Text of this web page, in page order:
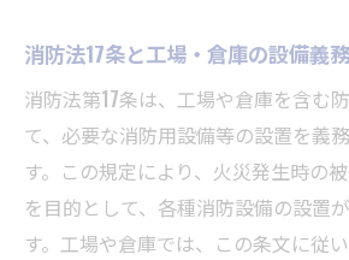
消防法17条と工場・倉庫の設備義
消防法第17条は、工場や倉庫を含む
て、必要な消防用設備等の設置を義
す。この規定により、火災発生時の
を目的として、各種消防設備の設置
す。工場や倉庫では、この条文に従